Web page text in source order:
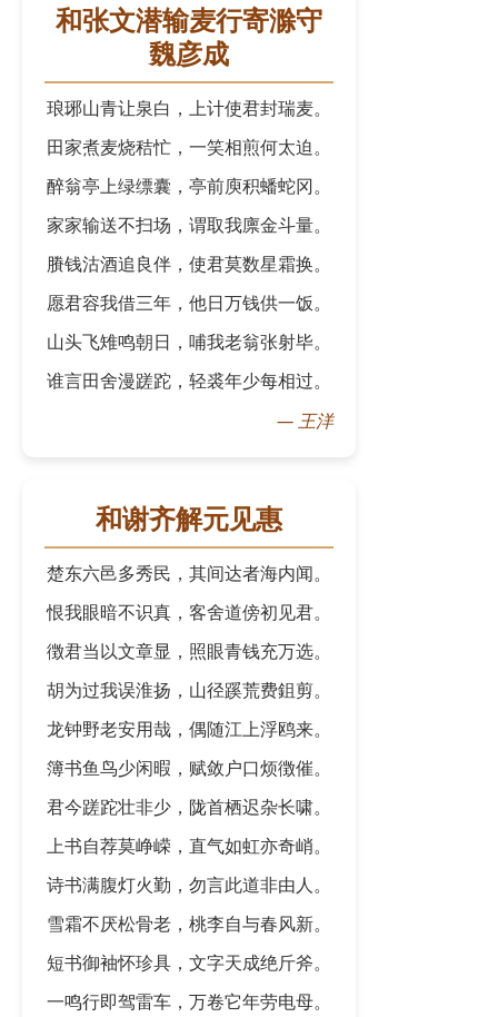
和张文潜输麦行寄滁守
魏彦成
琅琊山青让泉白，上计使君封瑞麦。
田家煮麦烧秸忙，一笑相煎何太迫。
醉翁亭上绿缥囊，亭前庾积蟠蛇冈。
家家输送不扫场，谓取我廪金斗量。
賸钱沽酒追良伴，使君莫数星霜换。
愿君容我借三年，他日万钱供一饭。
山头飞雉鸣朝日，哺我老翁张射毕。
谁言田舍漫蹉跎，轻裘年少每相过。
—王洋
和谢齐解元见惠
楚东六邑多秀民，其间达者海内闻。
恨我眼暗不识真，客舍道傍初见君。
徴君当以文章显，照眼青钱充万选。
胡为过我误淮扬，山径蹊荒费鉏剪。
龙钟野老安用哉，偶随江上浮鸥来。
簿书鱼鸟少闲暇，赋敛户口烦徴催。
君今蹉跎壮非少，陇首栖迟杂长啸。
上书自荐莫峥嵘，直气如虹亦奇峭。
诗书满腹灯火勤，勿言此道非由人。
雪霜不厌松骨老，桃李自与春风新。
短书御袖怀珍具，文字天成绝斤斧。
一鸣行即驾雷车，万卷它年劳电母。